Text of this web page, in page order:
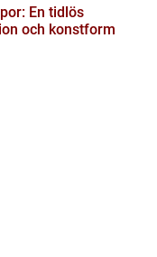
En tidlös
och konstform